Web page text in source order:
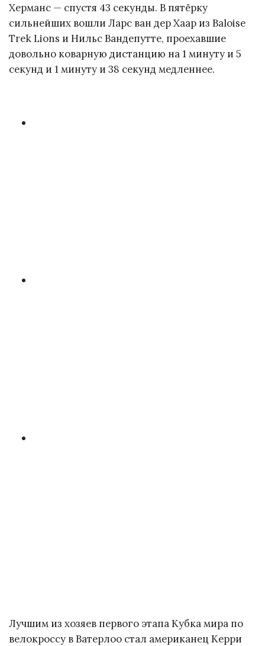
Херманс — спустя 43 секунды. В пятёрку
сильнейших вошли Ларс ван дер Хаар из Baloise
Trek Lions и Нильс Вандепутте, проехавшие
довольно коварную дистанцию на 1 минуту и 5
секунд и 1 минуту и 38 секунд медленнее.
Лучшим из хозяев первого этапа Кубка мира по
велокроссу в Ватерлоо стал американец Керри